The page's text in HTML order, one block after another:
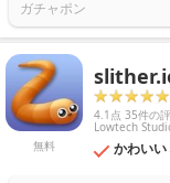
ガチャポン
無料
4.1点 35件の
Lowtech
かわい